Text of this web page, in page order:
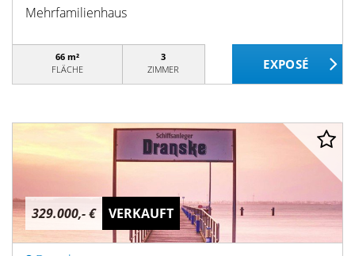
Mehrfamilienhaus
66 m²
FLÄCHE
3
ZIMMER
329.000,- € VERKAUFT